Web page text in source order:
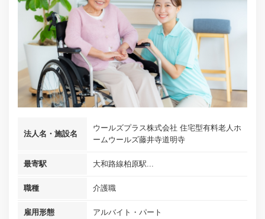
法人名・施設名
ウールズプラス株式会社 住宅型有料老人ホ
ームウールズ藤井寺道明寺
最寄駅 大和路線柏原駅...
職種 介護職
雇用形態 アルバイト・パート